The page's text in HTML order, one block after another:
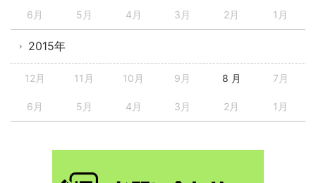
6月 5月 4月 3月 2月 1月
2015年
12月 11月 10月 9月 8 月 7月
6月 5月 4月 3月 2月 1月